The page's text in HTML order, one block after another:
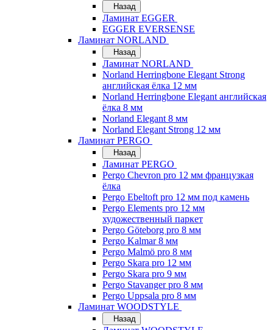
Назад
Ламинат EGGER
EGGER EVERSENSE
Ламинат NORLAND
Назад
Ламинат NORLAND
Norland Herringbone Elegant Strong
английская ёлка 12 мм
Norland Herringbone Elegant английская
ёлка 8 мм
Norland Elegant 8 мм
Norland Elegant Strong 12 мм
Ламинат PERGO
Назад
Ламинат PERGO
Pergo Chevron pro 12 мм французкая
ёлка
Pergo Ebeltoft pro 12 мм под камень
Pergo Elements pro 12 мм
художественный паркет
Pergo Göteborg pro 8 мм
Pergo Kalmar 8 мм
Pergo Malmö pro 8 мм
Pergo Skara pro 12 мм
Pergo Skara pro 9 мм
Pergo Stavanger pro 8 мм
Pergo Uppsala pro 8 мм
Ламинат WOODSTYLE
Назад